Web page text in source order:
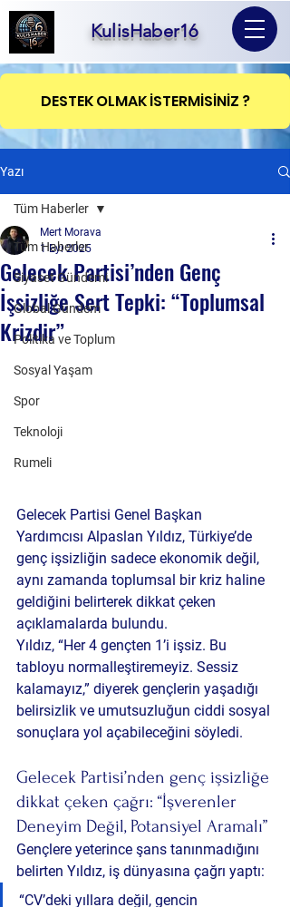
KulisHaber16
DESTEK OLMAK İSTERMİSİNİZ ?
Yazı
Tüm Haberler
Siyaset Gündemi
Global Gündem
Politika ve Toplum
Sosyal Yaşam
Spor
Teknoloji
Rumeli
Tüm Haberler
Gelecek Partisi’nden Genç
İşsizliğe Sert Tepki: “Toplumsal
Krizdir”
Mert Morava
1 Eyl 2025
Gelecek Partisi Genel Başkan
Yardımcısı Alpaslan Yıldız, Türkiye’de
genç işsizliğin sadece ekonomik değil,
aynı zamanda toplumsal bir kriz haline
geldiğini belirterek dikkat çeken
açıklamalarda bulundu.
Yıldız, “Her 4 gençten 1’i işsiz. Bu
tabloyu normalleştiremeyiz. Sessiz
kalamayız,” diyerek gençlerin yaşadığı
belirsizlik ve umutsuzluğun ciddi sosyal
sonuçlara yol açabileceğini söyledi.
Gelecek Partisi’nden genç işsizliğe
dikkat çeken çağrı: “İşverenler
Deneyim Değil, Potansiyel Aramalı”
Gençlere yeterince şans tanınmadığını
belirten Yıldız, iş dünyasına çağrı yaptı:
“CV’deki yıllara değil, gencin